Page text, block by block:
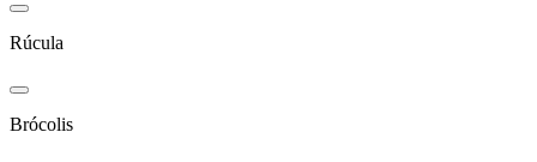
Rúcula
Brócolis